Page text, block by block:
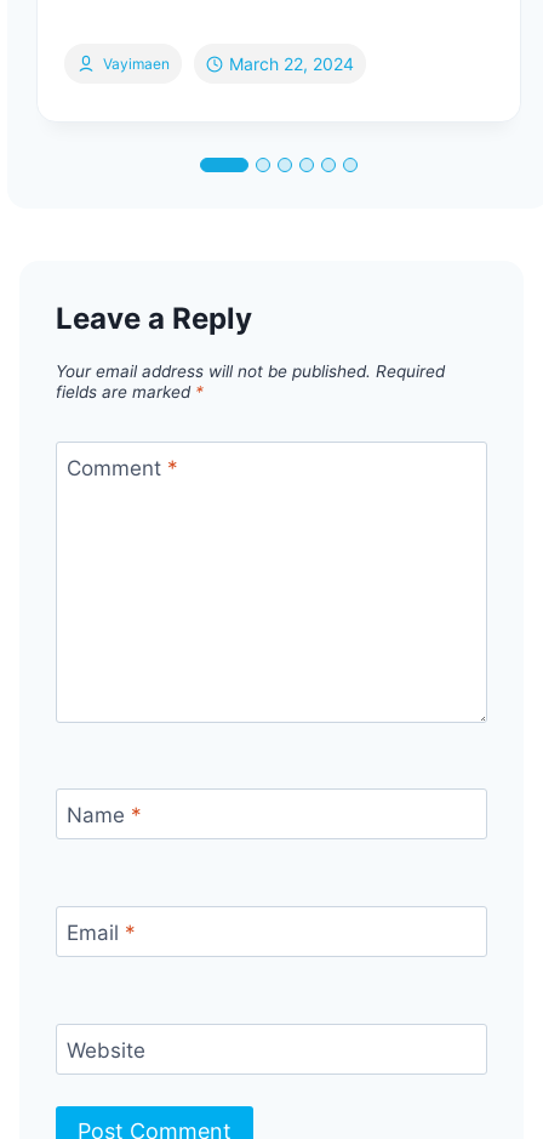
Vayimaen March 22, 2024
Leave a Reply
Your email address will not be published. Required
fields are marked *
Comment *
Name *
Email *
Website